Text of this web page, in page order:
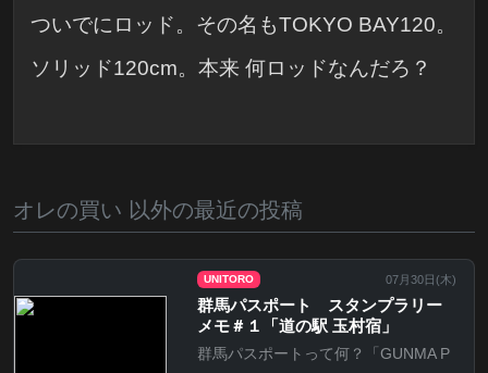
ついでにロッド。その名もTOKYO BAY120。
ソリッド120cm。本来 何ロッドなんだろ？
オレの買い 以外の最近の投稿
UNITORO 07月30日(木)
群馬パスポート スタンプラリー
メモ＃１「道の駅 玉村宿」
群馬パスポートって何？「GUNMA P